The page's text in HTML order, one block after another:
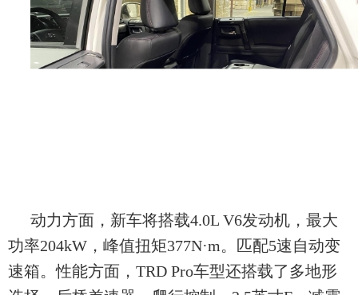
动力方面，新车将搭载4.0L V6发动机，最大
功率204kW，峰值扭矩377N·m。匹配5速自动变
速箱。性能方面，TRD Pro车型还搭载了多地形